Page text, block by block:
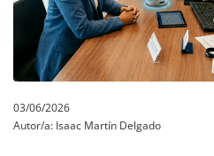
03/06/2026
Autor/a: Isaac Martín Delgado